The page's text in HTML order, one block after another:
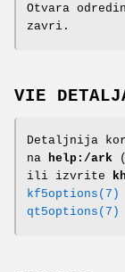
Otvara
zavri.
VIE
Detaljnija
na help:/ark
ili izvrite
kf5options(7)
qt5options(7)